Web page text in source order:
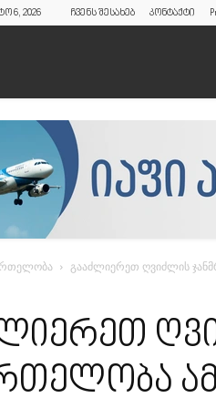
6, 2026 ჩვენს შესახებ კონტაქტი
გააძლიერეთ ღვიძლის